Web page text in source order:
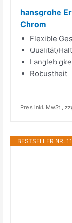
hansgrohe
Chrom
Flexible
Qualität/
Robustheit
Preis inkl. MwSt.,
BESTSELLER NR. 11